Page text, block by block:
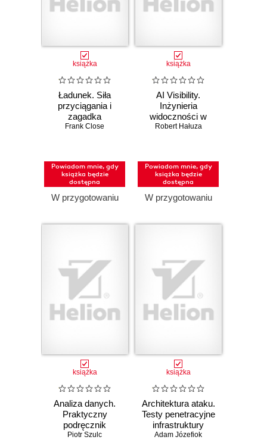
książka
Ładunek. Siła
przyciągania i
zagadka
równowagi
Frank Close
Powiadom mnie, gdy
książka będzie
dostępna
W przygotowaniu
książka
AI Visibility.
Inżynieria
widoczności w
świecie bez
Robert Hałuza
Powiadom mnie, gdy
książka będzie
dostępna
W przygotowaniu
książka
Analiza danych.
Praktyczny
podręcznik
dobrych praktyk
Piotr Szulc
książka
Architektura ataku.
Testy penetracyjne
infrastruktury
sieciowej
Adam Józefiok